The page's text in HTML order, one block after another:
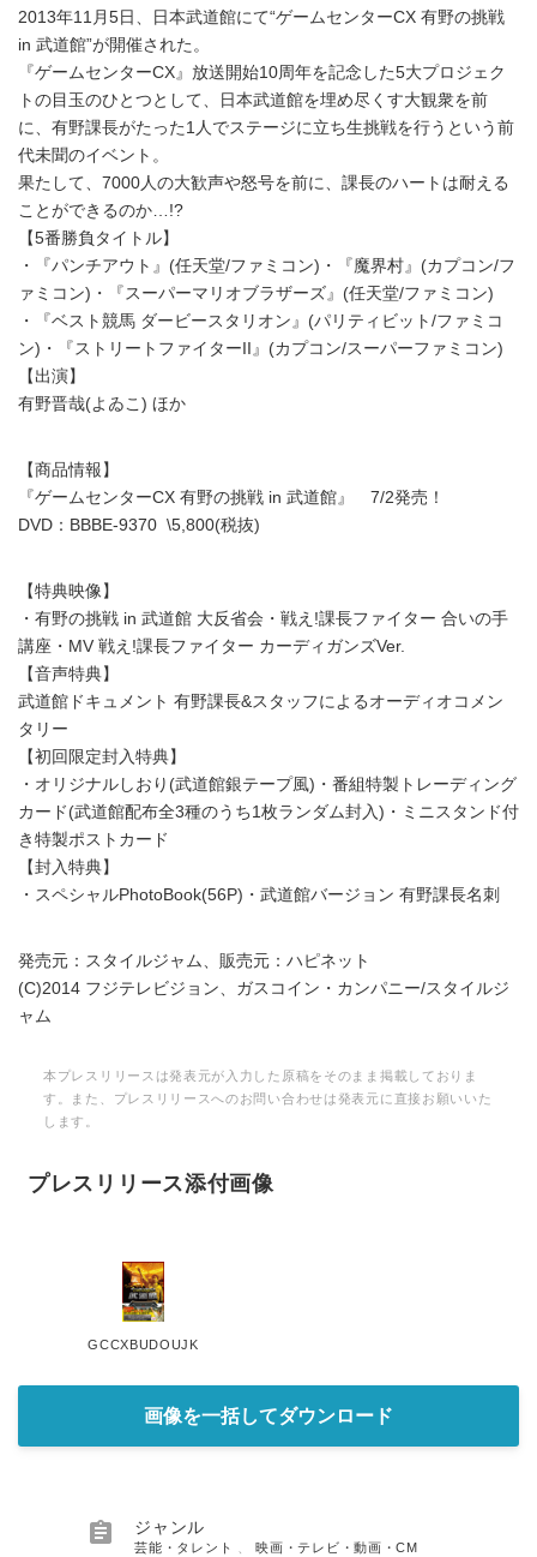
2013年11月5日、日本武道館にて“ゲームセンターCX 有野の挑戦
in 武道館”が開催された。
『ゲームセンターCX』放送開始10周年を記念した5大プロジェク
トの目玉のひとつとして、日本武道館を埋め尽くす大観衆を前
に、有野課長がたった1人でステージに立ち生挑戦を行うという前
代未聞のイベント。
果たして、7000人の大歓声や怒号を前に、課長のハートは耐える
ことができるのか…!?
【5番勝負タイトル】
・『パンチアウト』(任天堂/ファミコン)・『魔界村』(カプコン/フ
ァミコン)・『スーパーマリオブラザーズ』(任天堂/ファミコン)
・『ベスト競馬 ダービースタリオン』(パリティビット/ファミコ
ン)・『ストリートファイターII』(カプコン/スーパーファミコン)
【出演】
有野晋哉(よゐこ) ほか
【商品情報】
『ゲームセンターCX 有野の挑戦 in 武道館』 7/2発売！
DVD：BBBE-9370 \5,800(税抜)
【特典映像】
・有野の挑戦 in 武道館 大反省会・戦え!課長ファイター 合いの手
講座・MV 戦え!課長ファイター カーディガンズVer.
【音声特典】
武道館ドキュメント 有野課長&スタッフによるオーディオコメン
タリー
【初回限定封入特典】
・オリジナルしおり(武道館銀テープ風)・番組特製トレーディング
カード(武道館配布全3種のうち1枚ランダム封入)・ミニスタンド付
き特製ポストカード
【封入特典】
・スペシャルPhotoBook(56P)・武道館バージョン 有野課長名刺
発売元：スタイルジャム、販売元：ハピネット
(C)2014 フジテレビジョン、ガスコイン・カンパニー/スタイルジ
ャム
本プレスリリースは発表元が入力した原稿をそのまま掲載しておりま
す。また、プレスリリースへのお問い合わせは発表元に直接お願いいた
します。
プレスリリース添付画像
GCCXBUDOUJK
画像を一括してダウンロード
 ジャンル
芸能・タレント 、映画・テレビ・動画・CM